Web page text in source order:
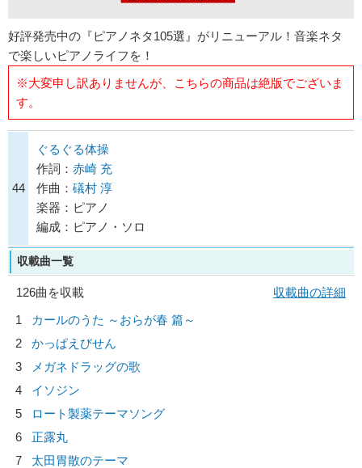
好評発売中の『ピアノネタ105選』がリニューアル！音楽ネタ
で楽しいピアノライフを！
※大変申し訳ありませんが、こちらの商品は絶版でございま
す。
44
ぐるぐる体操
作詞： 赤崎 充
作曲： 礒村 淳
楽器：ピアノ
編成：ピアノ・ソロ
収載曲一覧
126曲を収載
収載曲の詳細
1
カールのうた ～おらが春 篇～
2
かっぱえびせん
3
メガネドラッグの歌
4
イソジン
5
ロート製薬テーマソング
6
正露丸
7
太田胃散のテーマ